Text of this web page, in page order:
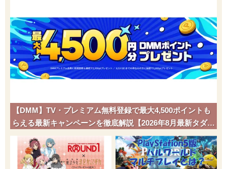
【DMM】TV・プレミアム無料登録で最大4,500ポイントも
らえる最新キャンペーンを徹底解説【2026年8月最新タダポ
チ】